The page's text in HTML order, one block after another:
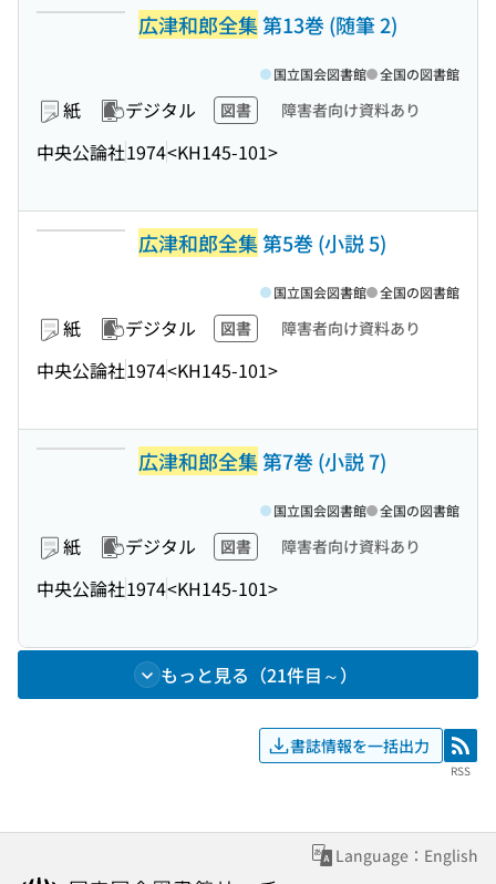
広津和郎全集第13巻 (随筆 2)
紙 デジタル 図書 障害者向け資料あり
中央公論社1974<KH145-101>
国立国会図書館 全国の図書館
広津和郎全集第5巻 (小説 5)
紙 デジタル 図書 障害者向け資料あり
中央公論社1974<KH145-101>
国立国会図書館 全国の図書館
広津和郎全集第7巻 (小説 7)
紙 デジタル 図書 障害者向け資料あり
中央公論社1974<KH145-101>
国立国会図書館 全国の図書館
もっと見る（21件目～）
書誌情報を一括出力 RSS
RSS
Language：English